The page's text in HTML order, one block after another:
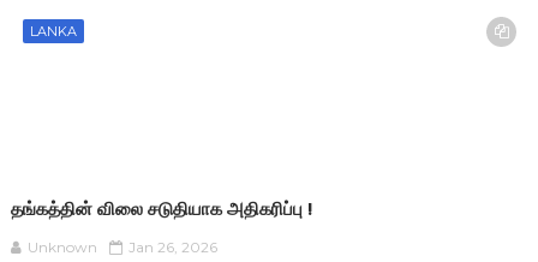
LANKA
தங்கத்தின் விலை சடுதியாக அதிகரிப்பு !
Unknown Jan 26, 2026